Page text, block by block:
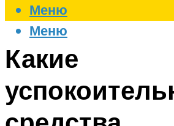
Меню
Меню
Какие